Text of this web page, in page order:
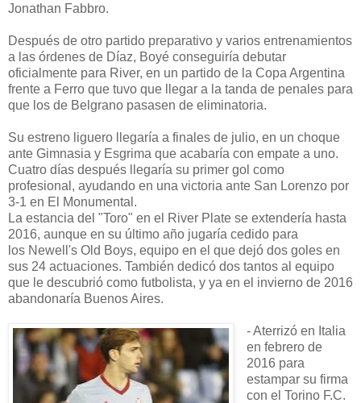
Jonathan Fabbro.
Después de otro partido preparativo y varios entrenamientos
a las órdenes de Díaz, Boyé conseguiría debutar
oficialmente para River, en un partido de la Copa Argentina
frente a Ferro que tuvo que llegar a la tanda de penales para
que los de Belgrano pasasen de eliminatoria.
Su estreno liguero llegaría a finales de julio, en un choque
ante Gimnasia y Esgrima que acabaría con empate a uno.
Cuatro días después llegaría su primer gol como
profesional, ayudando en una victoria ante San Lorenzo por
3-1 en El Monumental.
La estancia del "Toro" en el River Plate se extendería hasta
2016, aunque en su último año jugaría cedido para
los Newell's Old Boys, equipo en el que dejó dos goles en
sus 24 actuaciones. También dedicó dos tantos al equipo
que le descubrió como futbolista, y ya en el invierno de 2016
abandonaría Buenos Aires.
- Aterrizó en Italia
en febrero de
2016 para
estampar su firma
con el Torino F.C.